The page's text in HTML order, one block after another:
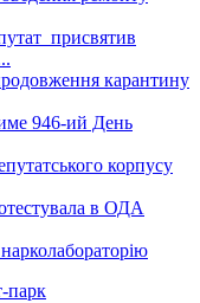
присвятив
карантину
946-ий День
корпусу
в ОДА
парк